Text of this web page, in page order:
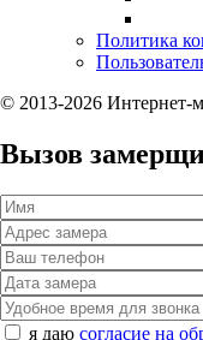
Политика
© 2013-2026 Интернет-
Вызов
я даю согласие на